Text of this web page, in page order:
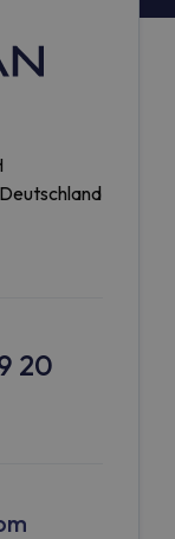
20